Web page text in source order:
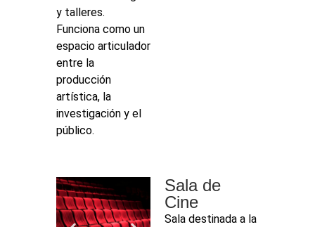
y talleres.
Funciona como un
espacio articulador
entre la
producción
artística, la
investigación y el
público.
Sala de
Cine
Sala destinada a la